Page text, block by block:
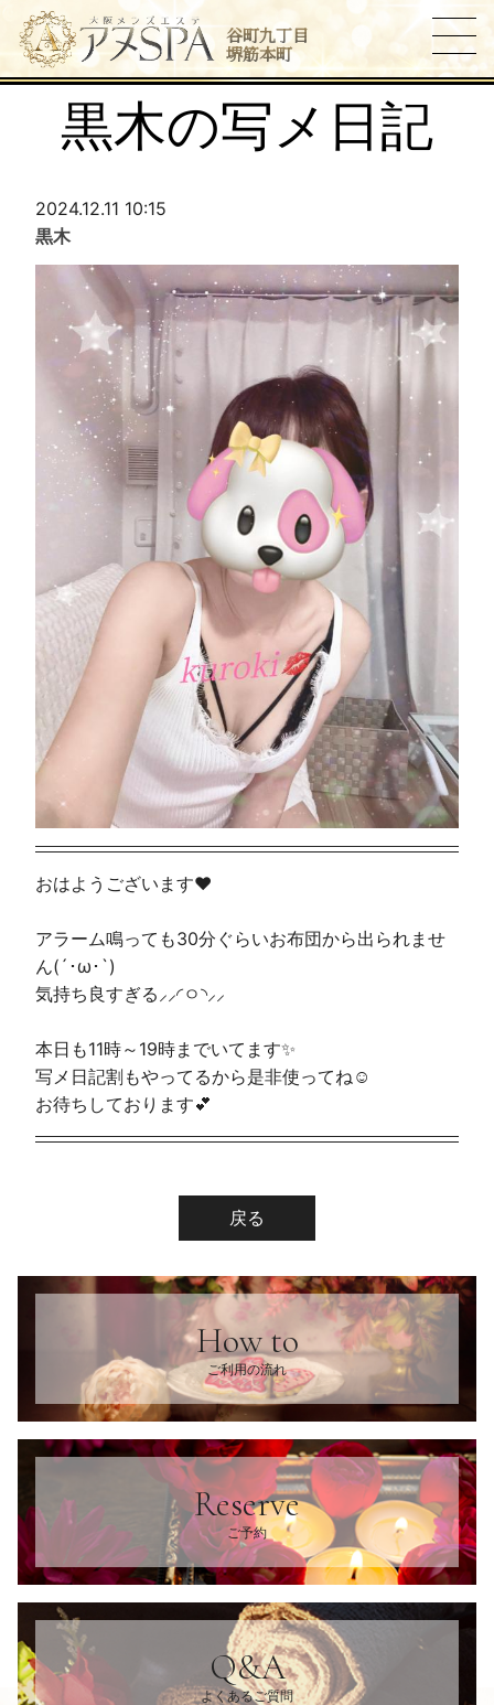
谷町九丁目
堺筋本町
黒木の写メ日記
2024.12.11 10:15
黒木
おはようございます❤️
アラーム鳴っても30分ぐらいお布団から出られませ
ん(´･ω･`)
気持ち良すぎる⸝⸝◜ㅇ◝⸝⸝
本日も11時～19時までいてます✨️
写メ日記割もやってるから是非使ってね☺️
お待ちしております💕
戻る
How to
ご利用の流れ
Reserve
ご予約
Q&A
よくあるご質問